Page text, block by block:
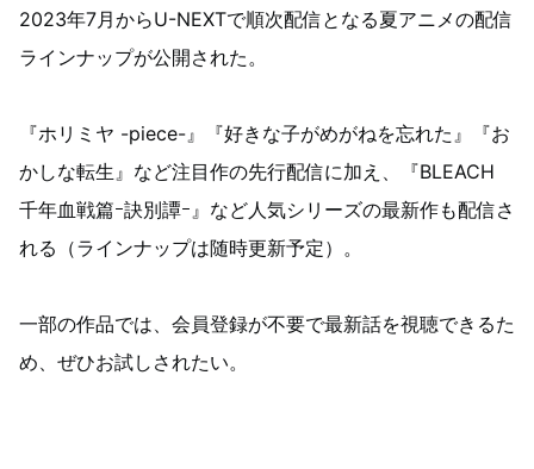
2023年7月からU-NEXTで順次配信となる夏アニメの配信
ラインナップが公開された。
『ホリミヤ -piece-』『好きな子がめがねを忘れた』『お
かしな転生』など注目作の先行配信に加え、『BLEACH
千年血戦篇ｰ訣別譚ｰ』など人気シリーズの最新作も配信さ
れる（ラインナップは随時更新予定）。
一部の作品では、会員登録が不要で最新話を視聴できるた
め、ぜひお試しされたい。